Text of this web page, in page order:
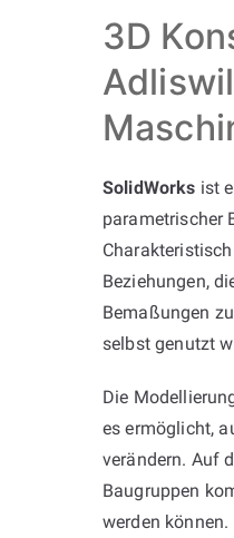
3D
SolidWorks ist
parametrischer
Beziehungen,
Bemaßungen
selbst genutzt
Die
es ermöglicht,
verändern. Auf
Baugruppen
werden können.